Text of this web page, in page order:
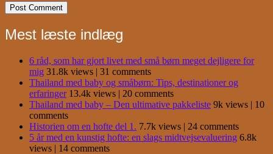
Mest læste indlæg
6 råd, som har gjort livet med små børn meget dejligere for
mig 31.8k views | 31 comments
Thailand med baby og småbørn: Tips, destinationer og
erfaringer 13.4k views | 20 comments
Thailand med baby – Den ultimative pakkeliste 9k views | 10
comments
Historien om en hofte del 1. 7.7k views | 24 comments
5 år med en kunstig hofte: en slags midtvejsevaluering 6.8k
views | 14 comments